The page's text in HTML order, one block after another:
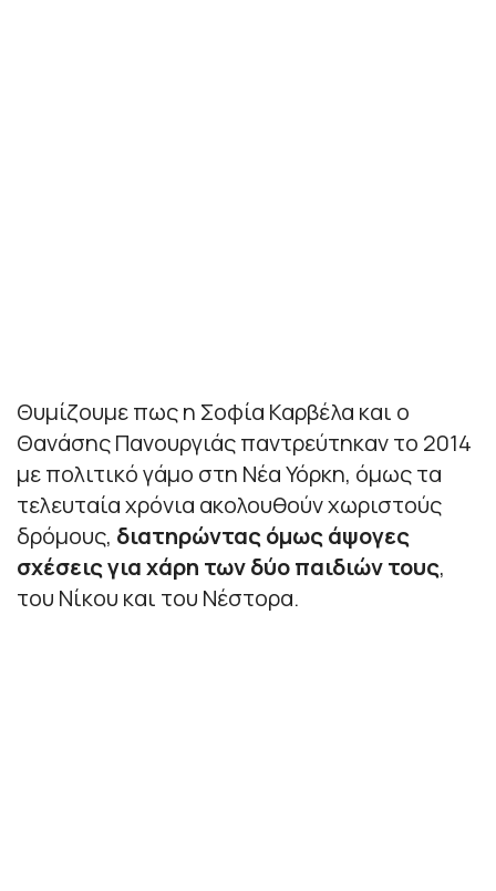
Θυμίζουμε πως η Σοφία Καρβέλα και ο
Θανάσης Πανουργιάς παντρεύτηκαν το 2014
με πολιτικό γάμο στη Νέα Υόρκη, όμως τα
τελευταία χρόνια ακολουθούν χωριστούς
δρόμους, διατηρώντας όμως άψογες
σχέσεις για χάρη των δύο παιδιών τους,
του Νίκου και του Νέστορα.